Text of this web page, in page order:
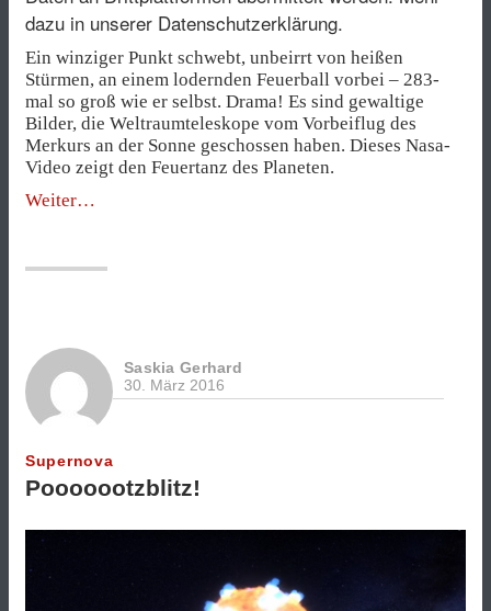
dazu in unserer Datenschutzerklärung.
Ein winziger Punkt schwebt, unbeirrt von heißen
Stürmen, an einem lodernden Feuerball vorbei – 283-
mal so groß wie er selbst. Drama! Es sind gewaltige
Bilder, die Weltraumteleskope vom Vorbeiflug des
Merkurs an der Sonne geschossen haben. Dieses Nasa-
Video zeigt den Feuertanz des Planeten.
Weiter„Feuertanz
Saskia Gerhard
30. März 2016
Supernova
Pooooootzblitz!